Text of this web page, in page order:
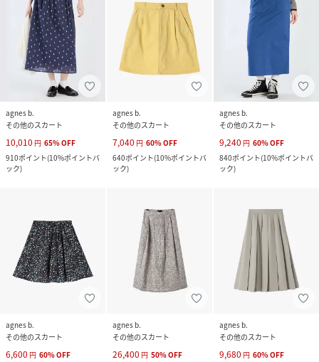
agnes b.
その他のスカート
10,010 円 65%OFF
910ポイント(10%ポイントバ
ック)
agnes b.
その他のスカート
7,040 円 60%OFF
640ポイント(10%ポイントバ
ック)
agnes b.
その他のスカート
9,240 円 60%OFF
840ポイント(10%ポイントバ
ック)
agnes b.
その他のスカート
6,600 円 60%OFF
agnes b.
その他のスカート
26,400 円 50%OFF
agnes b.
その他のスカート
9,680 円 60%OFF